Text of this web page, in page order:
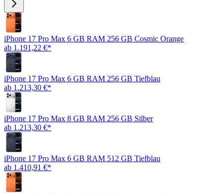
iPhone 17 Pro Max 6 GB RAM 256 GB Cosmic Orange
ab 1.191,22 €*
iPhone 17 Pro Max 6 GB RAM 256 GB Tiefblau
ab 1.213,30 €*
iPhone 17 Pro Max 8 GB RAM 256 GB Silber
ab 1.213,30 €*
iPhone 17 Pro Max 6 GB RAM 512 GB Tiefblau
ab 1.410,91 €*